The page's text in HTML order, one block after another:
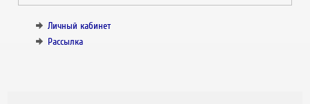
Личный кабинет
Рассылка